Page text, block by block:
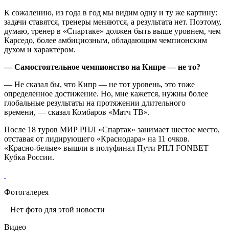
К сожалению, из года в год мы видим одну и ту же картину:
задачи ставятся, тренеры меняются, а результата нет. Поэтому,
думаю, тренер в «Спартаке» должен быть выше уровнем, чем
Карседо, более амбициозным, обладающим чемпионским
духом и характером.
— Самостоятельное чемпионство на Кипре — не то?
— Не сказал бы, что Кипр — не тот уровень, это тоже
определенное достижение. Но, мне кажется, нужны более
глобальные результаты на протяжении длительного
времени, — сказал Комбаров «Матч ТВ».
После 18 туров МИР РПЛ «Спартак» занимает шестое место,
отставая от лидирующего «Краснодара» на 11 очков.
«Красно‑белые» вышли в полуфинал Пути РПЛ FONBET
Кубка России.
Фотогалерея
Нет фото для этой новости
Видео